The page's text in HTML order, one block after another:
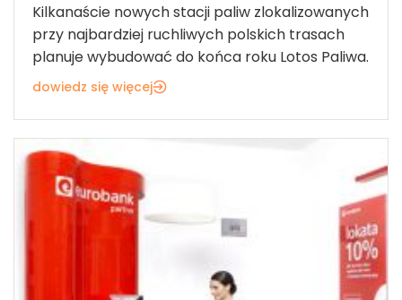
Kilkanaście nowych stacji paliw zlokalizowanych
przy najbardziej ruchliwych polskich trasach
planuje wybudować do końca roku Lotos Paliwa.
dowiedz się więcej